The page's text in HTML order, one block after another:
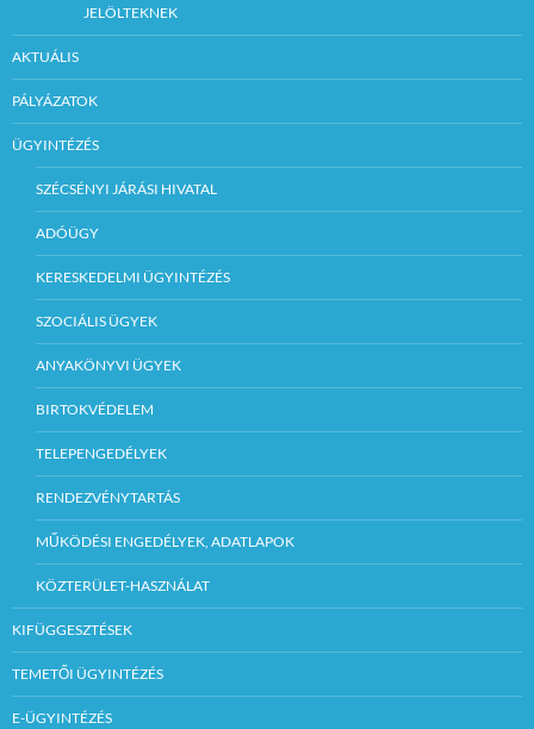
JELÖLTEKNEK
AKTUÁLIS
PÁLYÁZATOK
ÜGYINTÉZÉS
SZÉCSÉNYI JÁRÁSI HIVATAL
ADÓÜGY
KERESKEDELMI ÜGYINTÉZÉS
SZOCIÁLIS ÜGYEK
ANYAKÖNYVI ÜGYEK
BIRTOKVÉDELEM
TELEPENGEDÉLYEK
RENDEZVÉNYTARTÁS
MŰKÖDÉSI ENGEDÉLYEK, ADATLAPOK
KÖZTERÜLET-HASZNÁLAT
KIFÜGGESZTÉSEK
TEMETŐI ÜGYINTÉZÉS
E-ÜGYINTÉZÉS